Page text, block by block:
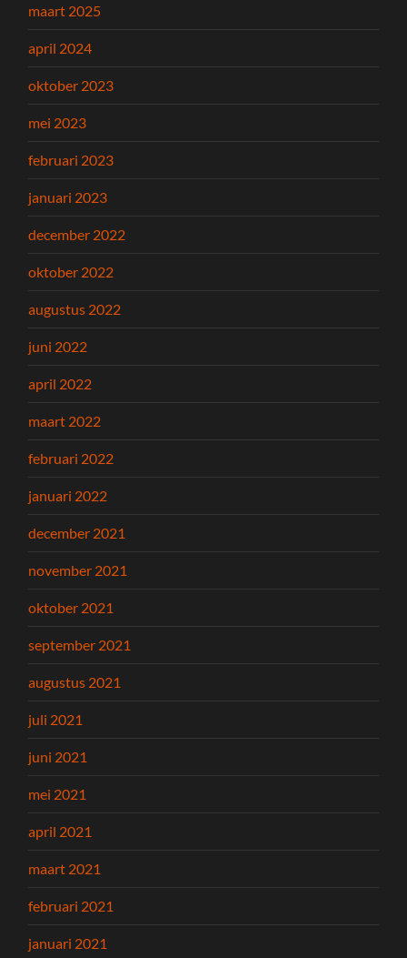
maart 2025
april 2024
oktober 2023
mei 2023
februari 2023
januari 2023
december 2022
oktober 2022
augustus 2022
juni 2022
april 2022
maart 2022
februari 2022
januari 2022
december 2021
november 2021
oktober 2021
september 2021
augustus 2021
juli 2021
juni 2021
mei 2021
april 2021
maart 2021
februari 2021
januari 2021